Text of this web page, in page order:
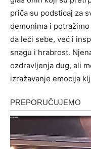
priča su podsticaj za
demonima i potražimo
da leči sebe, već i
snagu i hrabrost.
ozdravljenja dug, ali
izražavanje emocija